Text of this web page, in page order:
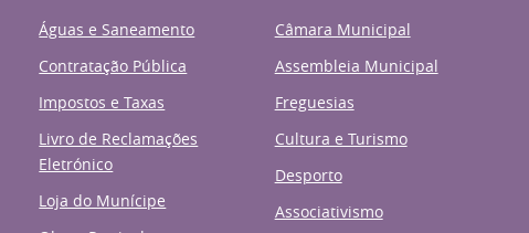
Águas e Saneamento
Contratação Pública
Impostos e Taxas
Livro de Reclamações
Eletrónico
Loja do Munícipe
Câmara Municipal
Assembleia Municipal
Freguesias
Cultura e Turismo
Desporto
Associativismo